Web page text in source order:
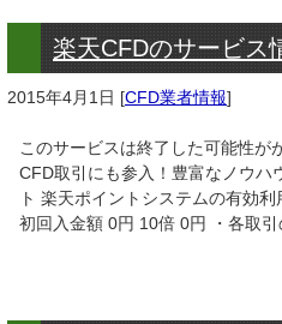
楽天CFDのサービス
2015年4月1日 [CFD業者情報]
このサービスは終了した可能性
CFD取引にも参入！豊富なノウ
ト 楽天ポイントシステムの有効
初回入金額 0円 10倍 0円 ・各取引